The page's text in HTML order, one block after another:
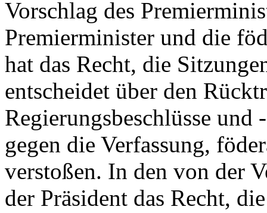
Vorschlag des
Premierminister und die
hat das Recht, die
entscheidet über den
Regierungsbeschlüsse und
gegen die Verfassung,
verstoßen. In den von der
der Präsident das Recht,